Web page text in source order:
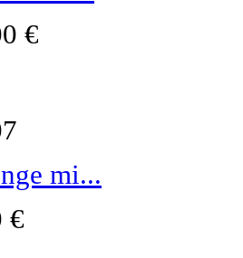
€
mi...
€